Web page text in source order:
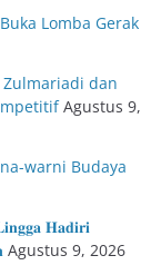
Lomba Gerak
Zulmariadi dan
Agustus 9,
warni Budaya
𝐇𝐚𝐝𝐢𝐫𝐢
Agustus 9, 2026